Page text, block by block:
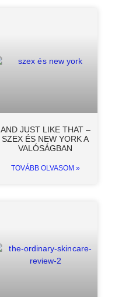
AND JUST LIKE THAT –
SZEX ÉS NEW YORK A
VALÓSÁGBAN
TOVÁBB OLVASOM »